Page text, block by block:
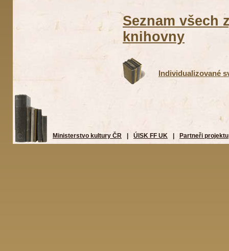
Seznam všech
knihovny
Individualizované
Ministerstvo kultury ČR ÚISK FF UK Partneři projektu